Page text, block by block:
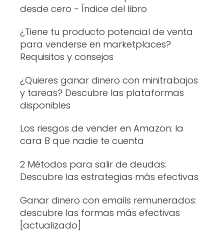
desde cero - Índice del libro
¿Tiene tu producto potencial de venta
para venderse en marketplaces?
Requisitos y consejos
¿Quieres ganar dinero con minitrabajos
y tareas? Descubre las plataformas
disponibles
Los riesgos de vender en Amazon: la
cara B que nadie te cuenta
2 Métodos para salir de deudas:
Descubre las estrategias más efectivas
Ganar dinero con emails remunerados:
descubre las formas más efectivas
[actualizado]